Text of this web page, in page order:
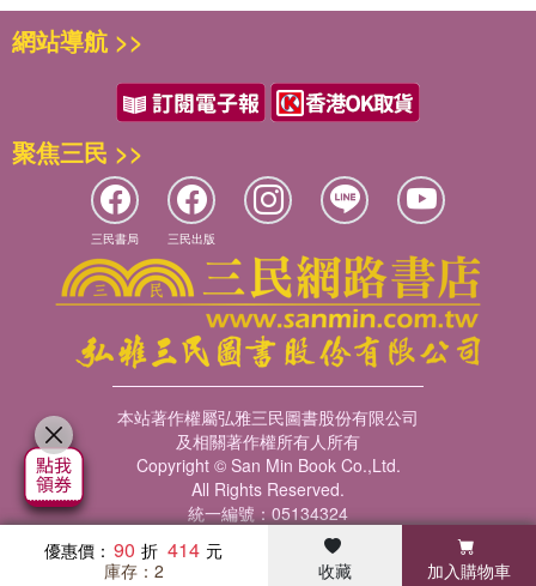
當別人開始恐懼，我們應該貪婪？
讀懂景氣循環理論，不管牛市或熊市，順勢挖出大漲5倍股！
財經作家、主持人╱詹璇依
也宣告因為熱錢堆出來的牛市派對正式結束，不只美股歷經跌入熊
市，而死貓彈（按：股票投資用語，又稱死貓式反彈，指股價大幅
下跌後，一時的小幅回升）之後，隨著一次次的消費者物價指數
（CPI）數字出爐，不只加深美國聯邦準備理事會（簡稱聯準會）
的升息決心，更奠定不惜讓經濟陷入衰退的大前提，導致美股道瓊
創7年最長季跌。臺灣儘管通膨不如歐美嚴重，不過從位階來看，
萬八高點持續下修至萬三，跌幅已逼近兩成。
這場因疫情、通膨、供應鏈重組、烏俄戰爭、地緣政治緊張、各國
政局動盪所形成的全球性經濟危機前所未有，有如多重器官衰竭；
不過在充斥著壞消息的空頭市場，每當有人問我該怎麼辦時，我總
會回答：「要持續留在市場，千萬別恐慌性賣出。」因為當每一次
利機率就大幅提升。
我曾經替黃嘉斌老師的《養股，我提早20年財富自由》寫過推薦
序，當時在個股的知識學習上獲益良多，如今這本《台股大循環操
作術》更適合初入市場的投資人，從更綜觀、全面的方式去理解景
氣循環如何影響股市。
俗話說：「股市是經濟的櫥窗。」我們在研究投資理財的路上，常
2022年1月5日當天，指數來到最高的18,619點，然後轉折向下開始
修正，當時憶起曾於2018年10月，在智富學堂所開的「養股私房
班」課程中預測，2021年12月至2022年1月將出現轉折向下的景氣
（股市）收縮期，同時也預判了這次收縮期至少有11個月的時間，
換言之，2022年底到2023年第1季轉折向上的機會頗濃。時至如
今，指數也修正了將近5,000點，市場耳語紛飛，將此次修正比擬
為新一波金融海嘯、完美風暴等時有所聞，個人倒不認為如此悲
2023年值得期待，2024年後的修正要小心
衝擊股市與經濟的源頭，來自於過高的通膨（上次發生5％以上的
消費者物價指數CPI已經是1990年以前的事），但是經濟成長力
道依舊強勁，關鍵在於願意犧牲多少經濟成長率（用升息的手
段），來換取CPI的下降。換言之，金融體系的根本受到衝擊尚且
有限，遠遠比不上2008年金融海嘯，因為房地產崩盤引發資產全面
性泡沫這般嚴重，所以這次的經濟調整雖然嚴峻，應該屬於小型存
貨循環與大金融海嘯之間的規模，修正期間約11個月至15個月之
譜。
第2節 漲到多少算是高？跌到多深才算底？
第4節 萬一行情提前衝，新手先別樂昏頭
第5節 融資3心法，獲利撐竿跳
第6節 持股3配置，買進理由消失就剔除
第7節 股票只會漲？狠狠跌一次，夢就醒了
第8節 投資最高準則：勇敢停損、莫忘停利
附錄 台股大事紀
優惠價： 90 414
庫存：2 收藏 加入購物車
客服中心 瀏覽紀錄 會員專區
網站導航 >>
聚焦三民 >>
三民書局 三民出版
本站著作權屬弘雅三民圖書股份有限公司
及相關著作權所有人所有
Copyright © San Min Book Co.,Ltd.
All Rights Reserved.
統一編號：05134324